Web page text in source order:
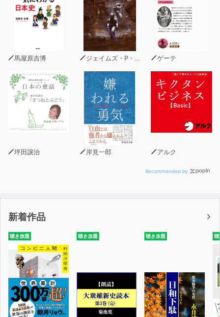
馬屋原吉博 ジェイムズ・P・ホーガン ゲーテ
坪田譲治 岸見一郎 アルク
Recommended by
新着作品
聴き放題 聴き放題 聴き放題 聴